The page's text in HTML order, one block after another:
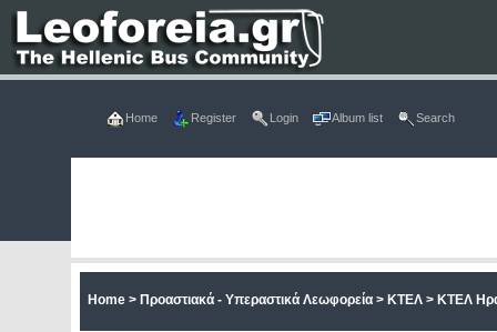
Home Register Login Album list Search
Home> Προαστιακά - Υπεραστικά Λεωφορεία> ΚΤΕΛ> ΚΤΕΛ